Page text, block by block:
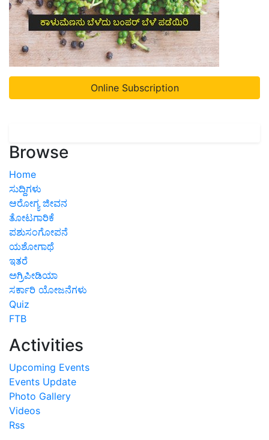
Online Subscription
Browse
Home
ಸುದ್ದಿಗಳು
ಆರೋಗ್ಯ ಜೀವನ
ತೋಟಗಾರಿಕೆ
ಪಶುಸಂಗೋಪನೆ
ಯಶೋಗಾಥೆ
ಇತರೆ
ಅಗ್ರಿಪೀಡಿಯಾ
ಸರ್ಕಾರಿ ಯೋಜನೆಗಳು
Quiz
FTB
Activities
Upcoming Events
Events Update
Photo Gallery
Videos
Rss